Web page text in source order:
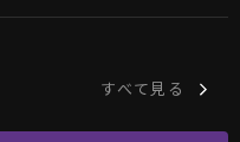
すべて見る